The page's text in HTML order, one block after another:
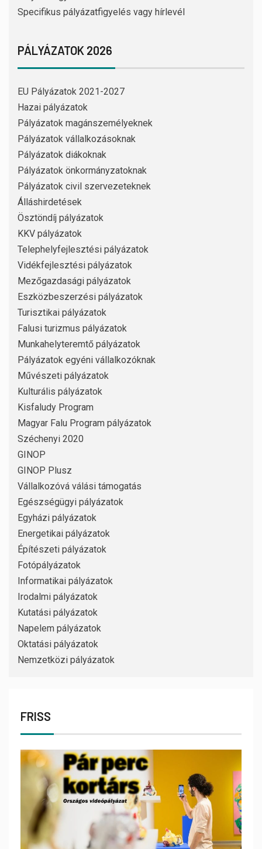
Specifikus pályázatfigyelés vagy hírlevél
PÁLYÁZATOK 2026
EU Pályázatok 2021-2027
Hazai pályázatok
Pályázatok magánszemélyeknek
Pályázatok vállalkozásoknak
Pályázatok diákoknak
Pályázatok önkormányzatoknak
Pályázatok civil szervezeteknek
Álláshirdetések
Ösztöndíj pályázatok
KKV pályázatok
Telephelyfejlesztési pályázatok
Vidékfejlesztési pályázatok
Mezőgazdasági pályázatok
Eszközbeszerzési pályázatok
Turisztikai pályázatok
Falusi turizmus pályázatok
Munkahelyteremtő pályázatok
Pályázatok egyéni vállalkozóknak
Művészeti pályázatok
Kulturális pályázatok
Kisfaludy Program
Magyar Falu Program pályázatok
Széchenyi 2020
GINOP
GINOP Plusz
Vállalkozóvá válási támogatás
Egészségügyi pályázatok
Egyházi pályázatok
Energetikai pályázatok
Építészeti pályázatok
Fotópályázatok
Informatikai pályázatok
Irodalmi pályázatok
Kutatási pályázatok
Napelem pályázatok
Oktatási pályázatok
Nemzetközi pályázatok
FRISS